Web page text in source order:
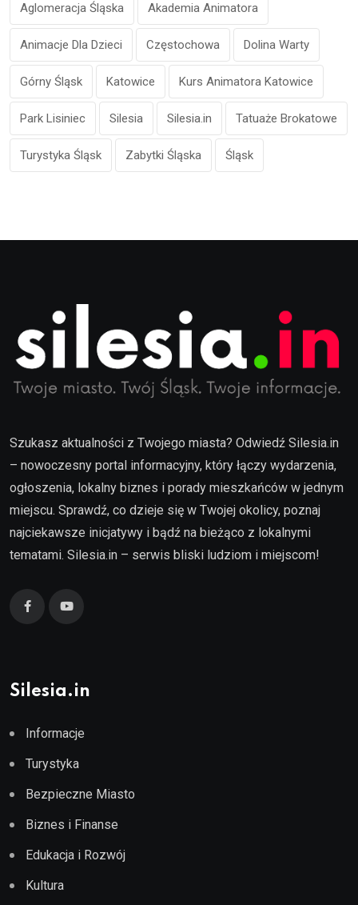
Aglomeracja Śląska Akademia Animatora
Animacje Dla Dzieci Częstochowa Dolina Warty
Górny Śląsk Katowice Kurs Animatora Katowice
Park Lisiniec Silesia Silesia.in Tatuaże Brokatowe
Turystyka Śląsk Zabytki Śląska Śląsk
Szukasz aktualności z Twojego miasta? Odwiedź Silesia.in
– nowoczesny portal informacyjny, który łączy wydarzenia,
ogłoszenia, lokalny biznes i porady mieszkańców w jednym
miejscu. Sprawdź, co dzieje się w Twojej okolicy, poznaj
najciekawsze inicjatywy i bądź na bieżąco z lokalnymi
tematami. Silesia.in – serwis bliski ludziom i miejscom!
Silesia.in
Informacje
Turystyka
Bezpieczne Miasto
Biznes i Finanse
Edukacja i Rozwój
Kultura